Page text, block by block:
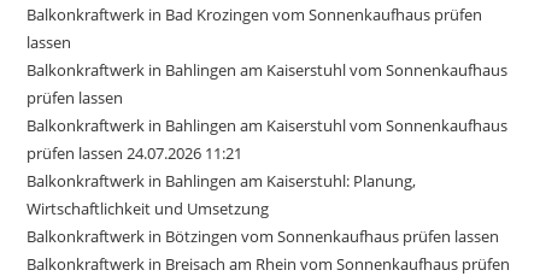
Balkonkraftwerk in Bad Krozingen vom Sonnenkaufhaus prüfen
lassen
Balkonkraftwerk in Bahlingen am Kaiserstuhl vom Sonnenkaufhaus
prüfen lassen
Balkonkraftwerk in Bahlingen am Kaiserstuhl vom Sonnenkaufhaus
prüfen lassen 24.07.2026 11:21
Balkonkraftwerk in Bahlingen am Kaiserstuhl: Planung,
Wirtschaftlichkeit und Umsetzung
Balkonkraftwerk in Bötzingen vom Sonnenkaufhaus prüfen lassen
Balkonkraftwerk in Breisach am Rhein vom Sonnenkaufhaus prüfen